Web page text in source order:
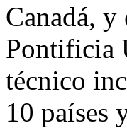
Canadá,
Pontificia
técnico
10 países